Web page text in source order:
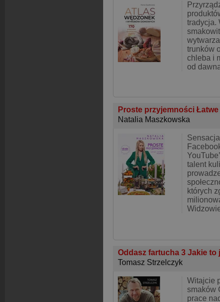
tradycja.
trunków
chleba i
od
Proste przyjemności
Natalia Maszkowska
talent
których
Oddasz fartucha 3 Jakie
Tomasz Strzelczyk
Witajcie
smaków
prace